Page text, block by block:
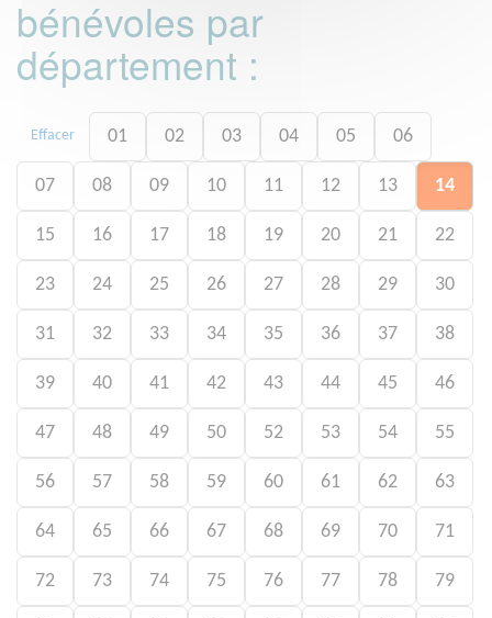
bénévoles par
département :
Effacer 01 02 03 04 05 06
07 08 09 10 11 12 13 14
15 16 17 18 19 20 21 22
23 24 25 26 27 28 29 30
31 32 33 34 35 36 37 38
39 40 41 42 43 44 45 46
47 48 49 50 52 53 54 55
56 57 58 59 60 61 62 63
64 65 66 67 68 69 70 71
72 73 74 75 76 77 78 79